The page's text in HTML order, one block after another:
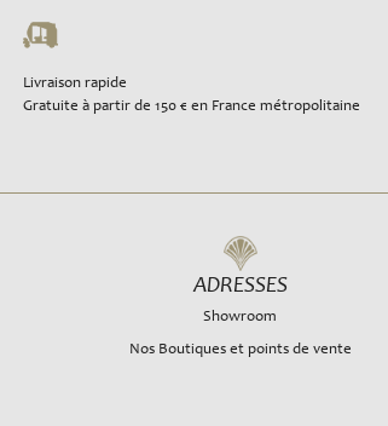
Livraison rapide
Gratuite à partir de 150 € en France métropolitaine
ADRESSES
Showroom
Nos Boutiques et points de vente